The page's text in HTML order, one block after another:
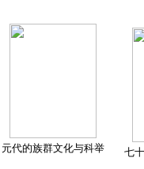
元代的族群文化与科举 七